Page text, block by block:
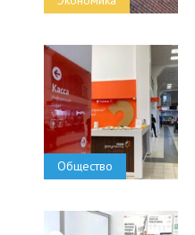
Общество